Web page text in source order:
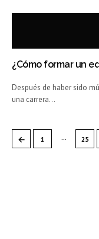
¿Cómo formar un
Después de haber sido
una carrera…
← 1 … 25